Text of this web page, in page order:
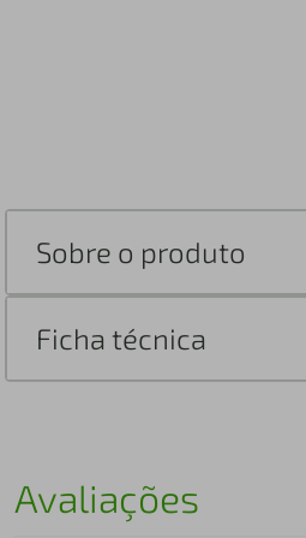
Sobre o produto
Ficha técnica
Avaliações